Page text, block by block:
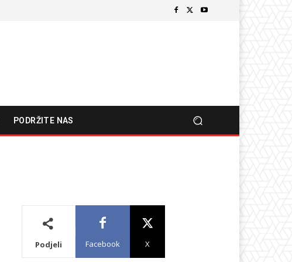
PODRŽITE NAS
Podjeli Facebook X